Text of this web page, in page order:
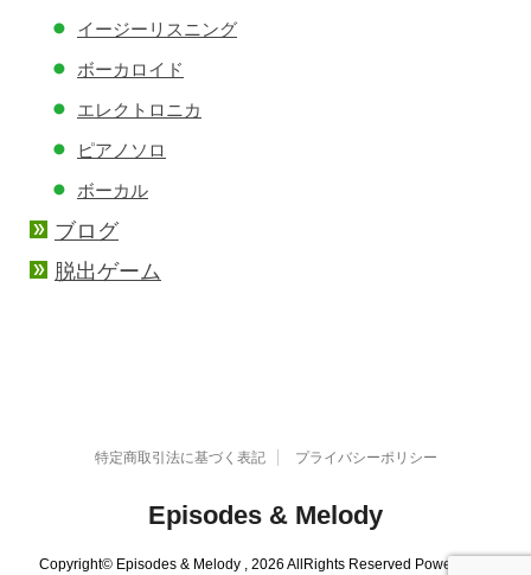
イージーリスニング
ボーカロイド
エレクトロニカ
ピアノソロ
ボーカル
ブログ
脱出ゲーム
特定商取引法に基づく表記 プライバシーポリシー
Episodes & Melody
Copyright© Episodes & Melody , 2026 AllRights Reserved Powered by